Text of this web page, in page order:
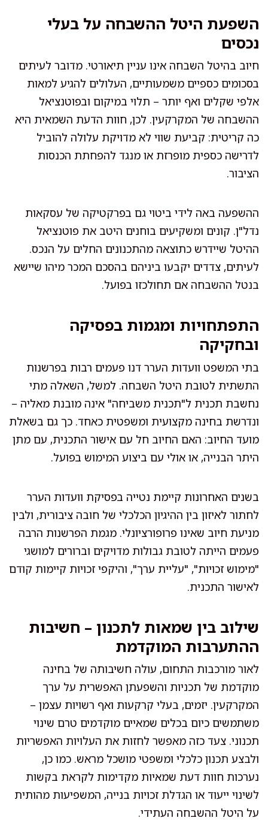
השפעת היטל ההשבחה על בעלי
נכסים
חיוב בהיטל השבחה אינו עניין תיאורטי. מדובר לעיתים
בסכומים כספיים משמעותיים, העלולים להגיע למאות
אלפי שקלים ואף יותר – תלוי במיקום ובפוטנציאל
ההשבחה של המקרקעין. לכן, חוות הדעת השמאית היא
כה קריטית: קביעת שווי לא מדויקת עלולה להוביל
לדרישה כספית מופרזת או מנגד להפחתת הכנסות
הציבור.
ההשפעה באה לידי ביטוי גם בפרקטיקה של עסקאות
נדל"ן. קונים ומשקיעים בוחנים היטב את פוטנציאל
ההיטל שיידרש כתוצאה מהתכנונים החלים על הנכס.
לעיתים, צדדים יקבעו ביניהם בהסכם המכר מיהו שיישא
בנטל ההשבחה אם תחולכזו בפועל.
התפתחויות ומגמות בפסיקה
ובחקיקה
בתי המשפט וועדות הערר דנו פעמים רבות בפרשנות
התשתית לטובת היטל השבחה. למשל, השאלה מתי
נחשבת תכנית ל"תכנית משביחה" אינה מובנת מאליה –
ונדרשת בחינה מקצועית ומשפטית כאחד. כך גם בשאלת
מועד החיוב: האם החיוב חל עם אישור התכנית, עם מתן
היתר הבנייה, או אולי עם ביצוע המימוש בפועל.
בשנים האחרונות קיימת נטייה בפסיקת וועדות הערר
לחתור לאיזון בין ההיגיון הכלכלי של חובה ציבורית, ולבין
מניעת חיוב שאינו פרופורציונלי. מגמת הפרשנות הרבה
פעמים הייתה לטובת גבולות מדויקים וברורים למושגי
"מימוש זכויות", "עליית ערך", והיקפי זכויות קיימות קודם
לאישור התכנית.
שילוב בין שמאות לתכנון – חשיבות
ההתערבות המוקדמת
לאור מורכבות התחום, עולה חשיבותה של בחינה
מוקדמת של תכניות והשפעתן האפשרית על ערך
המקרקעין. יזמים, בעלי קרקעות ואף רשויות עצמן –
משתמשים כיום בכלים שמאיים מוקדמים טרם שינוי
תכנוני. צעד כזה מאפשר לחזות את העלויות האפשריות
ולבצע תכנון כלכלי ומשפטי מושכל מראש. כמו כן,
נערכות חוות דעת שמאיות מקדימות לקראת בקשות
לשינוי ייעוד או הגדלת זכויות בנייה, המשפיעות מהותית
על היטל ההשבחה העתידי.